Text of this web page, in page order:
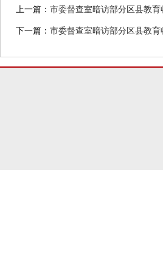
上一篇： 市委督查室暗访部分区县教育
下一篇： 市委督查室暗访部分区县教育